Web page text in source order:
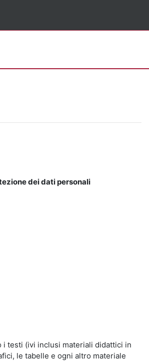
dei dati personali
i testi (ivi inclusi materiali didattici in
le tabelle e ogni altro materiale